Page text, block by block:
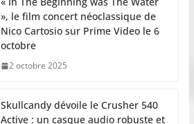
», le film concert néoclassique de
Nico Cartosio sur Prime Video le 6
octobre
2 octobre 2025
Skullcandy dévoile le Crusher 540
Active : un casque audio robuste et